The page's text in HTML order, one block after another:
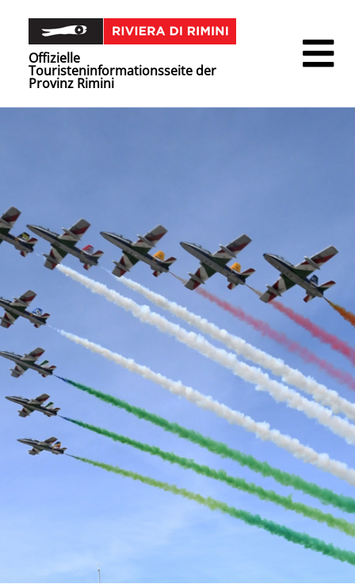
Offizielle
Touristeninformationsseite der
Provinz Rimini